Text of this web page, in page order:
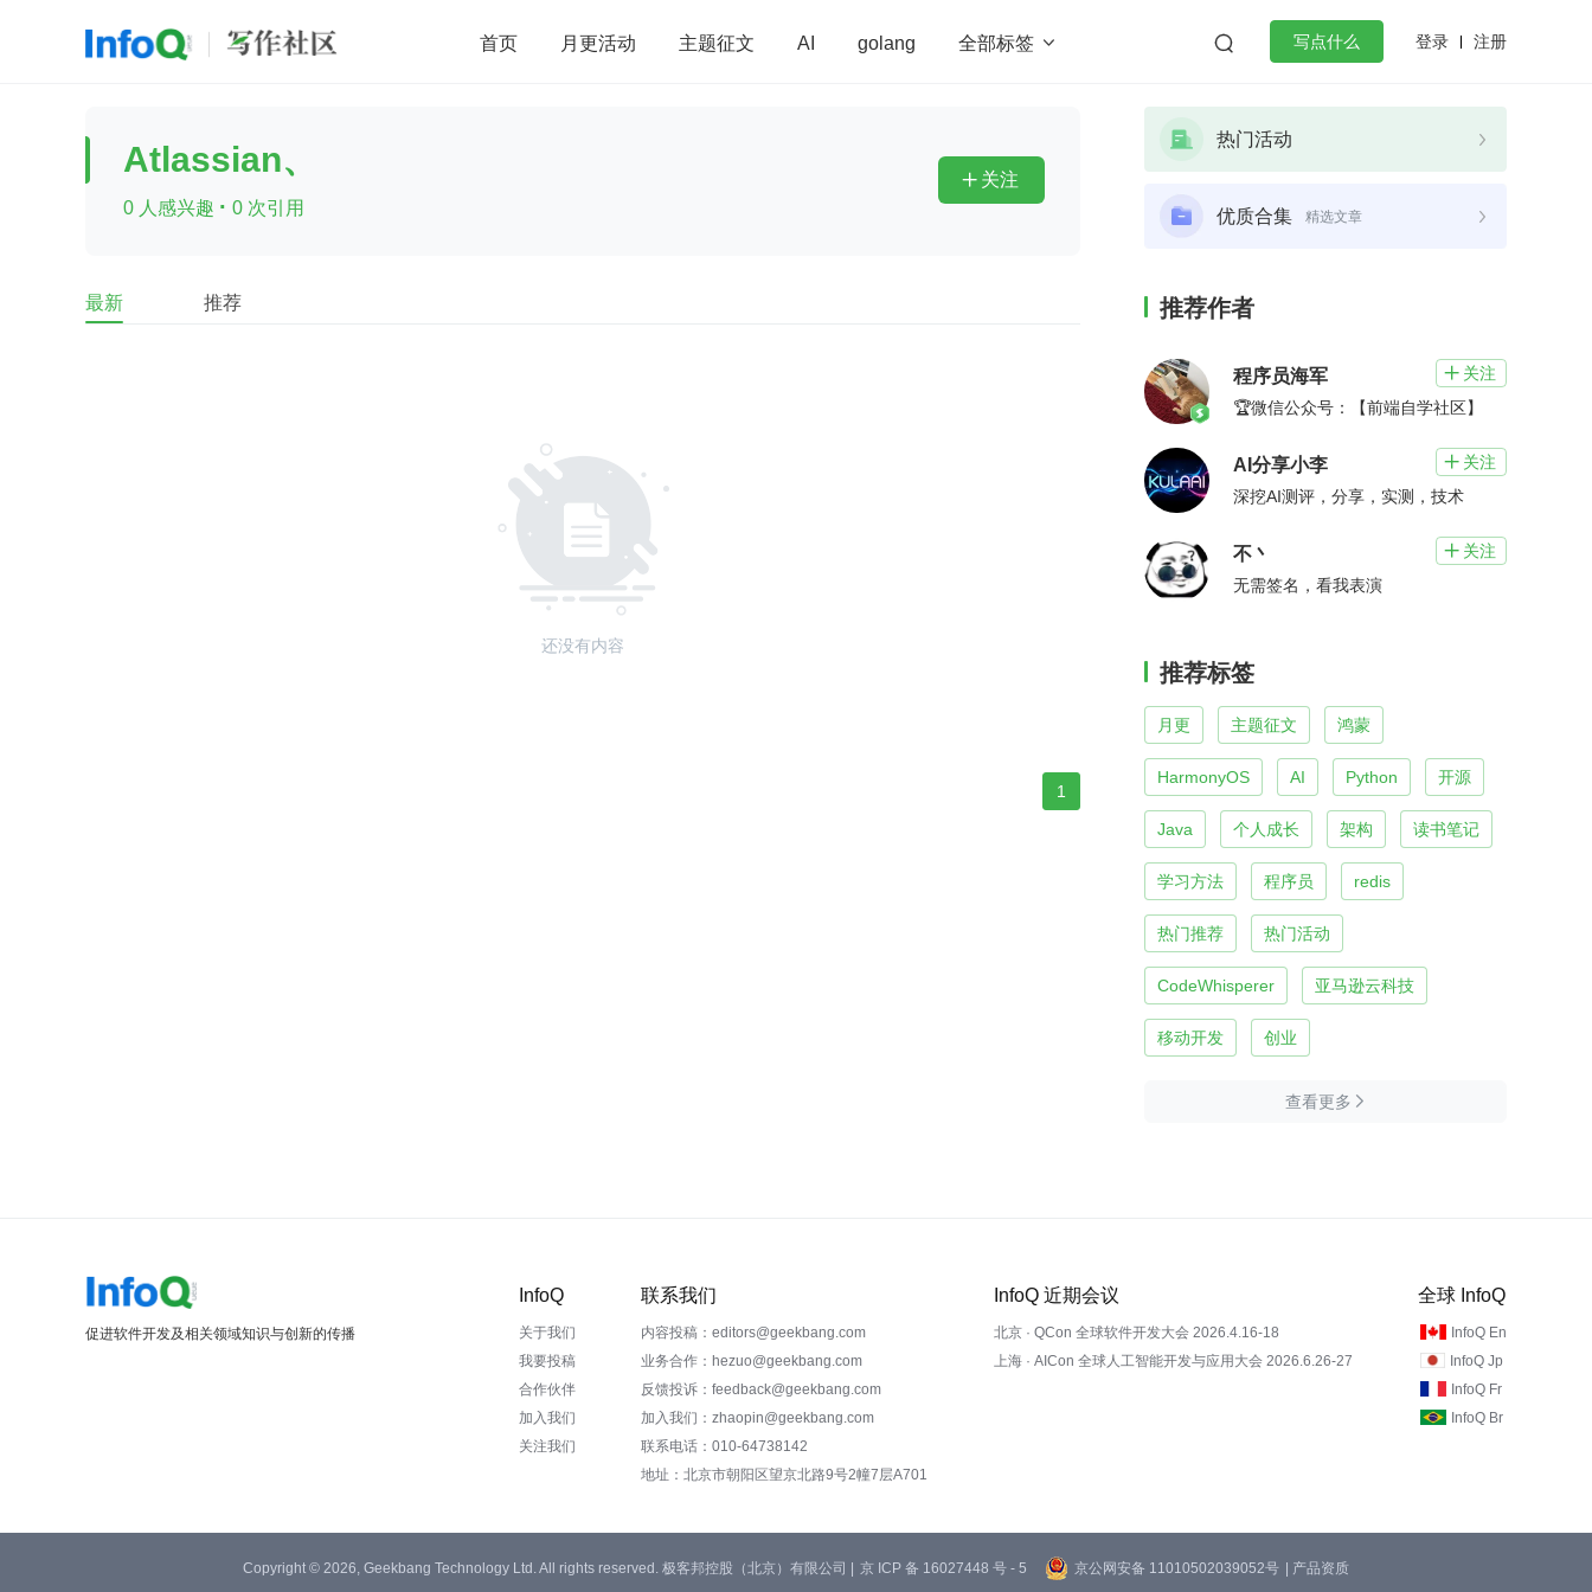
首页 月更活动 主题征文 AI golang 全部标签   写点什么 登录 注册
前端 AI 大数据 redis
查看更多
Atlassian、
0 人感兴趣 · 0 次引用
 关注
最新 推荐
还没有内容
1
热门活动
优质合集 精选文章
推荐作者
程序员海军  关注
🏆微信公众号：【前端自学社区】
AI分享小李  关注
深挖AI测评，分享，实测，技术
不丶  关注
无需签名，看我表演
推荐标签
月更 主题征文 鸿蒙
HarmonyOS AI Python 开源
Java 个人成长 架构 读书笔记
学习方法 程序员 redis
热门推荐 热门活动
CodeWhisperer 亚马逊云科技
移动开发 创业
查看更多 
促进软件开发及相关领域知识与创新的传播
InfoQ
关于我们
我要投稿
合作伙伴
加入我们
关注我们
联系我们
内容投稿：editors@geekbang.com
业务合作：hezuo@geekbang.com
反馈投诉：feedback@geekbang.com
加入我们：zhaopin@geekbang.com
联系电话：010-64738142
地址：北京市朝阳区望京北路9号2幢7层A701
InfoQ 近期会议
北京 · QCon 全球软件开发大会 2026.4.16-18
上海 · AICon 全球人工智能开发与应用大会 2026.6.26-27
全球 InfoQ
InfoQ En
InfoQ Jp
InfoQ Fr
InfoQ Br
Copyright © 2026, Geekbang Technology Ltd. All rights reserved. 极客邦控股（北京）有限公司 | 京 ICP 备 16027448 号 - 5 京公网安备 11010502039052号 | 产品资质